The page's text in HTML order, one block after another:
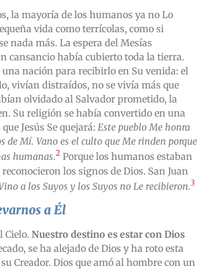
la mayoría de los humanos ya no Lo
vida como terrícolas, como si
nada más. La espera del Mesías
cansancio había cubierto toda la tierra.
nación para recibirlo en Su venida: el
vivían distraídos, no se vivía más que
olvidado al Salvador prometido, la
Su religión se había convertido en una
Jesús Se quejará: Este pueblo Me honra
de Mí. Vano es el culto que Me rinden porque
humanas.2 Porque los humanos estaban
los signos de Dios. San Juan
a los Suyos y los Suyos no Le recibieron.3
a Él
Cielo. Nuestro destino es estar con Dios
se ha alejado de Dios y ha roto esta
Creador. Dios que amó al hombre con un